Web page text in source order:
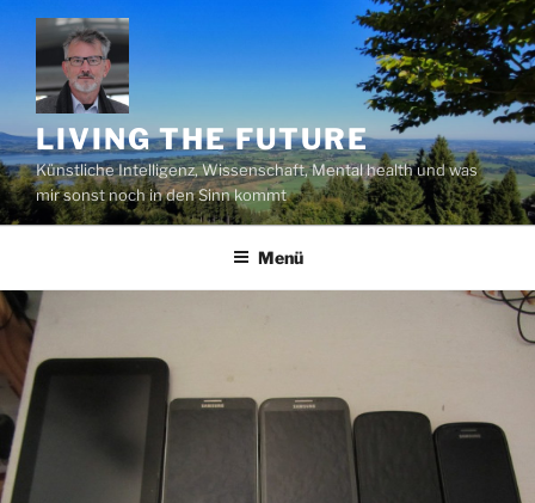
Zum
Inhalt
springen
LIVING THE FUTURE
Künstliche Intelligenz, Wissenschaft, Mental health und was
mir sonst noch in den Sinn kommt
Menü